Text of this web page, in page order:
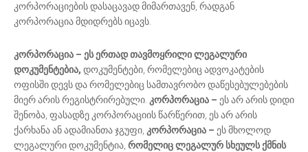
კორპორაციების დასაცავად მიმართავენ, რადგან
კორპორაცია მდიდრებს იცავს.
კორპორაცია – ეს ერთად თავმოყრილი ლეგალური
დოკუმენტებია, დოკუმენტები, რომელებიც ადვოკატების
ოფისში დევს და რომელებიც სამთავრობო დაწესებულებების
მიერ არის რეგისტრირებული. კორპორაცია – ეს არ არის დიდი
შენობა, ფასადზე კორპორაციის წარწერით, ეს არ არის
ქარხანა ან ადამიანთა ჯგუფი, კორპორაცია – ეს მხოლოდ
ლეგალური დოკუმენტია, რომელიც ლეგალურ სხეულს ქმნის